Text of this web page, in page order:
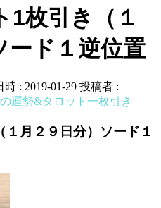
1枚引き（１
ード１逆位置
: 2019-01-29 投稿者 :
運勢&タロット一枚引き
月２９日分）ソード１